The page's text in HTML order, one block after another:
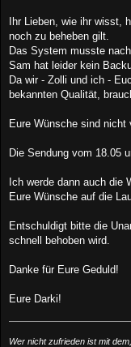
Ihr Lieben, wie ihr wisst,
noch zu beheben gilt.
Das System musste
Sam hat leider kein
Da wir - Zolli und ich -
bekannten Qualität,
Eure Wünsche sind nicht
Die Sendung vom 18.05
Ich werde dann auch
Eure Wünsche auf die
Entschuldigt bitte die
schnell behoben wird.
Danke für Eure Geduld!
Eure Darki!
Wer nicht zufrieden ist mit